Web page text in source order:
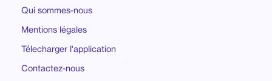
Qui sommes-nous
Mentions légales
Télecharger l'application
Contactez-nous